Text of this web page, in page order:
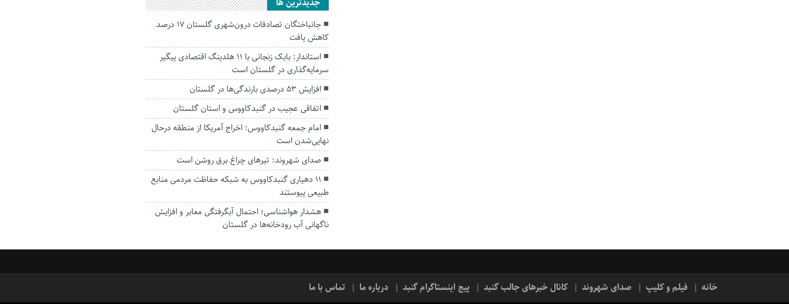
جانباختگان تصادفات درون‌شهری گلستان ۱۷ درصد
کاهش یافت
استاندار: بابک زنجانی با ۱۱ هلدینگ اقتصادی پیگیر
سرمایه‌گذاری در گلستان است
افزایش ۵۳ درصدی بارندگی‌ها در گلستان
اتفاقی عجیب در‌ گنبدکاووس و استان گلستان
امام جمعه گنبدکاووس: اخراج آمریکا از منطقه درحال
نهایی‌شدن است
صدای شهروند: تیرهای چراغ برق روشن است
۱۱ دهیاری گنبدکاووس به شبکه حفاظت مردمی منابع
طبیعی پیوستند
هشدار هواشناسی؛ احتمال آبگرفتگی معابر و افزایش
ناگهانی آب رودخانه‌ها در گلستان
خانه فیلم و کلیپ صدای شهروند کانال خبرهای جالب گنبد پیج اینستاگرام گنبد درباره ما تماس با ما